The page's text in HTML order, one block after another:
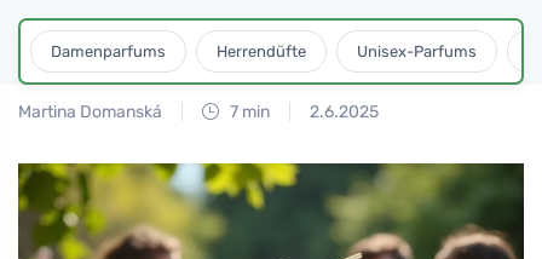
Damenparfums Herrendüfte Unisex-Parfums
Martina Domanská 7 min 2.6.2025